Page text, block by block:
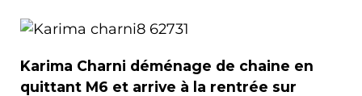
Karima Charni déménage de chaine en
quittant M6 et arrive à la rentrée sur